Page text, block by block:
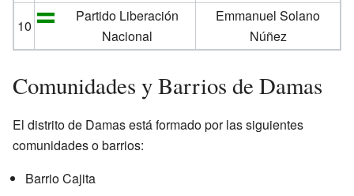
10
Partido Liberación
Nacional
Emmanuel Solano
Núñez
Comunidades y Barrios de Damas
El distrito de Damas está formado por las siguientes
comunidades o barrios:
Barrio Cajita